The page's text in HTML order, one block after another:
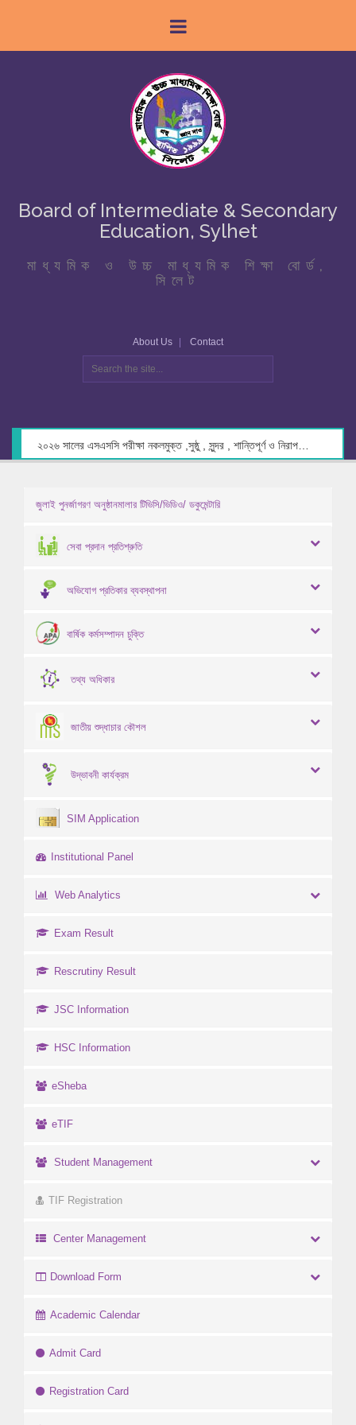
Board of Intermediate & Secondary
Education, Sylhet
মাধ্যমিক ও উচ্চ মাধ্যমিক শিক্ষা বোর্ড,
সিলেট
About Us Contact
জুলাই পুনর্জাগরণ অনুষ্ঠানমালার টিভিসি/ভিডিও/ ডকুমেন্টারি
সেবা প্রদান প্রতিশ্রুতি
অভিযোগ প্রতিকার ব্যবস্থাপনা
বার্ষিক কর্মসম্পাদন চুক্তি
তথ্য অধিকার
জাতীয় শুদ্ধাচার কৌশল
উদ্ভাবনী কার্যক্রম
SIM Application
Institutional Panel
Web Analytics
Exam Result
Rescrutiny Result
JSC Information
HSC Information
eSheba
eTIF
Student Management
TIF Registration
Center Management
Download Form
Academic Calendar
Admit Card
Registration Card